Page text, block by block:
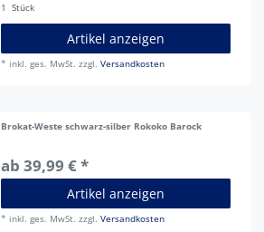
1 Stück
Artikel anzeigen
* inkl. ges. MwSt. zzgl.Versandkosten
Brokat-Weste schwarz-silber Rokoko Barock
ab 39,99 € *
Artikel anzeigen
* inkl. ges. MwSt. zzgl.Versandkosten